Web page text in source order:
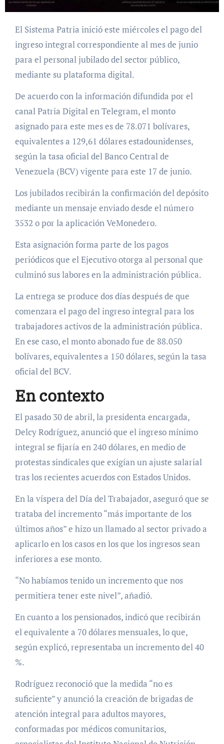
El Sistema Patria inició este miércoles el pago del
ingreso integral correspondiente al mes de junio
para el personal jubilado del sector público,
mediante su plataforma digital.
De acuerdo con la información difundida por el
canal Patria Digital en Telegram, el monto
asignado para este mes es de 78.071 bolívares,
equivalentes a 129,61 dólares estadounidenses,
según la tasa oficial del Banco Central de
Venezuela (BCV) vigente para este 17 de junio.
Los jubilados recibirán la confirmación del depósito
mediante un mensaje enviado desde el número
3532 o por la aplicación VeMonedero.
Esta asignación forma parte de los pagos
periódicos que el Ejecutivo otorga al personal que
culminó sus labores en la administración pública.
La entrega se produce dos días después de que
comenzara el pago del ingreso integral para los
trabajadores activos de la administración pública.
En ese caso, el monto abonado fue de 88.050
bolívares, equivalentes a 150 dólares, según la tasa
oficial del BCV.
En contexto
El pasado 30 de abril, la presidenta encargada,
Delcy Rodríguez, anunció que el ingreso mínimo
integral se fijaría en 240 dólares, en medio de
protestas sindicales que exigían un ajuste salarial
tras los recientes acuerdos con Estados Unidos.
En la víspera del Día del Trabajador, aseguró que se
trataba del incremento “más importante de los
últimos años” e hizo un llamado al sector privado a
aplicarlo en los casos en los que los ingresos sean
inferiores a ese monto.
“No habíamos tenido un incremento que nos
permitiera tener este nivel”, añadió.
En cuanto a los pensionados, indicó que recibirán
el equivalente a 70 dólares mensuales, lo que,
según explicó, representaba un incremento del 40
%.
Rodríguez reconoció que la medida “no es
suficiente” y anunció la creación de brigadas de
atención integral para adultos mayores,
conformadas por médicos comunitarios,